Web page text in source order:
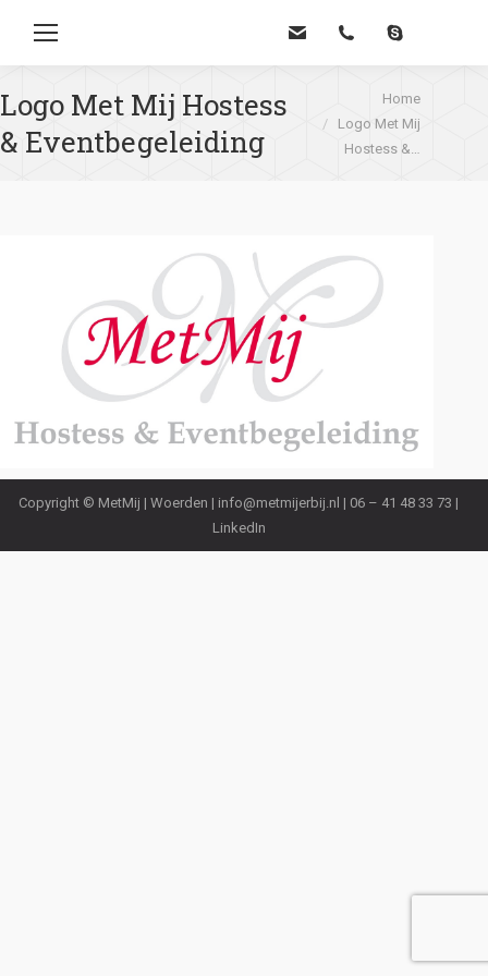
Logo Met Mij Hostess
& Eventbegeleiding
Je bent hier:Home
Logo Met Mij
Hostess &…
Copyright © MetMij | Woerden | info@metmijerbij.nl | 06 – 41 48 33 73 |
LinkedIn